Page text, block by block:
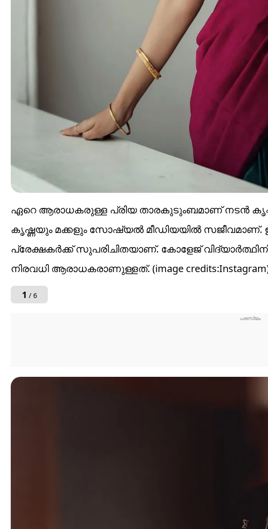
ഏറെ ആരാധകരുള്ള പ്രിയ താരകുടുംബമാണ് നടൻ
കൃഷ്ണയും മക്കളും സോഷ്യൽ മീഡിയയിൽ
പ്രേക്ഷകർ‌‌ക്ക് സുപരിചിതയാണ്. കോളേജ്
നിരവധി ആരാധകരാണുള്ളത്. (image
1 / 6